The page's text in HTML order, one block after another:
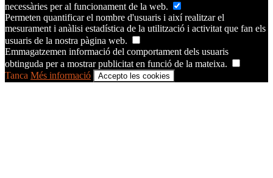
necessàries per al funcionament de la web.
Permeten quantificar el nombre d'usuaris i així realitzar el
mesurament i anàlisi estadística de la utilització i activitat que fan els
usuaris de la nostra pàgina web.
Emmagatzemen informació del comportament dels usuaris
obtinguda per a mostrar publicitat en funció de la mateixa.
Tanca Més informació Accepto les cookies